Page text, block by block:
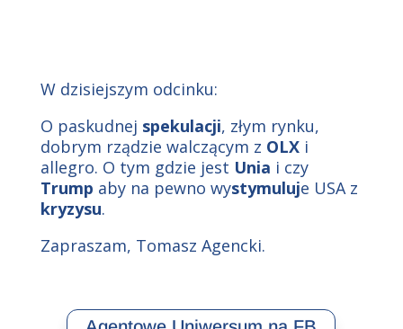
W dzisiejszym odcinku:
O paskudnej spekulacji, złym rynku,
dobrym rządzie walczącym z OLXi
allegro. O tym gdzie jest Unia i czy
Trump aby na pewno wystymuluje USA z
kryzysu.
Zapraszam, Tomasz Agencki.